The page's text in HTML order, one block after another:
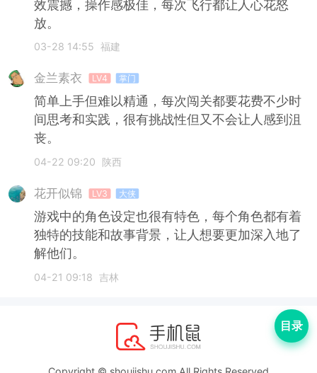
效震撼，操作感极佳，每次飞行都让人心花怒
放。
03-28 14:55 福建
金兰素衣 LV4 掌门
简单上手但难以精通，每次闯关都要花费不少时
间思考和实践，很有挑战性但又不会让人感到沮
丧。
04-22 09:20 陕西
花开似锦 LV3 大侠
游戏中的角色设定也很有特色，每个角色都有着
独特的技能和故事背景，让人想要更加深入地了
解他们。
04-21 09:18 吉林
目录